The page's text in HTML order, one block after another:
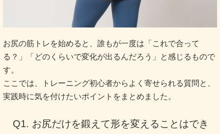
お尻の筋トレを始めると、誰もが一度は「これで合って
る？」「どのくらいで変化が出るんだろう」と感じるもので
す。
ここでは、トレーニング初心者からよく寄せられる質問と、
実践時に気を付けたいポイントをまとめました。
Q1. お尻だけを鍛えて形を変えることはでき